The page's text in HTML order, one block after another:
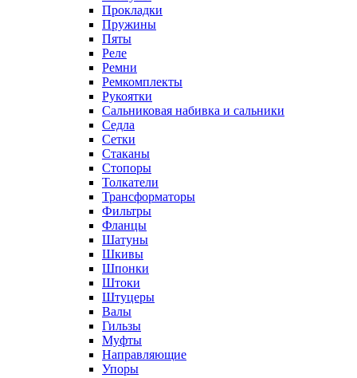
Прокладки
Пружины
Пяты
Реле
Ремни
Ремкомплекты
Рукоятки
Сальниковая набивка и сальники
Седла
Сетки
Стаканы
Стопоры
Толкатели
Трансформаторы
Фильтры
Фланцы
Шатуны
Шкивы
Шпонки
Штоки
Штуцеры
Валы
Гильзы
Муфты
Направляющие
Упоры